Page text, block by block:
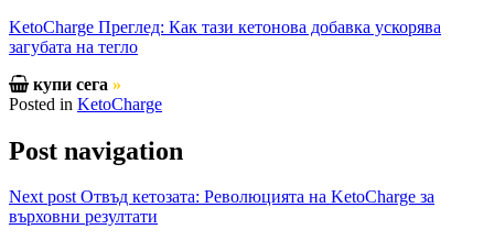
KetoCharge Преглед: Как тази кетонова добавка ускорява
загубата на тегло
купи сега »
Posted in KetoCharge
Post navigation
Next postОтвъд кетозата: Революцията на KetoCharge за
върховни резултати